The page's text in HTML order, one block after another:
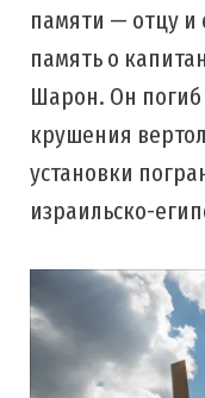
памяти — отцу и
память о
Шарон. Он погиб
крушения
установки
израильско-